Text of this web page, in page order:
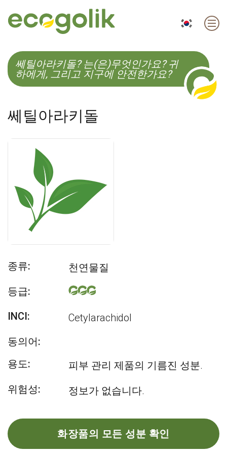
EN ES CS KO
쎄틸아라키돌? 는(은)무엇인가요? 귀
하에게, 그리고 지구에 안전한가요?
쎄틸아라키돌
종류:
천연물질
등급:
INCI:
Cetylarachidol
동의어:
용도:
피부 관리 제품의 기름진 성분.
위험성:
정보가 없습니다.
화장품의 모든 성분 확인